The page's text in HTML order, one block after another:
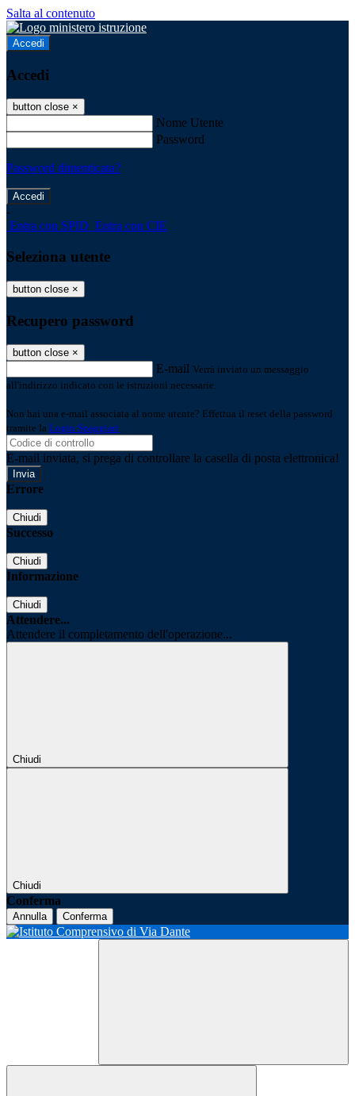
Salta al contenuto
Accedi
Accedi
button close ×
Nome Utente
Password
Password dimenticata?
-
Entra con SPID Entra con CIE
Seleziona utente
button close ×
Recupero password
button close ×
E-mail Verrà inviato un messaggio
all'indirizzo indicato con le istruzioni necessarie.
Non hai una e-mail associata al nome utente? Effettua il reset della password
tramite la Login Spaggiari
E-mail inviata, si prega di controllare la casella di posta elettronica!
Errore
Chiudi
Successo
Chiudi
Informazione
Chiudi
Attendere...
Attendere il completamento dell'operazione...
Chiudi
Chiudi
Conferma
Annulla Conferma